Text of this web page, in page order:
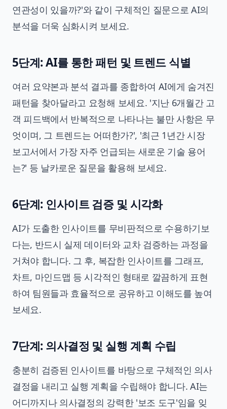
연관성이 있을까?'와 같이 구체적인 질문으로 AI의
분석을 더욱 심화시켜 보세요.
5단계: AI를 통한 패턴 및 트렌드 식별
여러 요약본과 분석 결과를 종합하여 AI에게 숨겨진
패턴을 찾아달라고 요청해 보세요. '지난 6개월간 고
객 피드백에서 반복적으로 나타나는 불만 사항은 무
엇이며, 그 트렌드는 어떠한가?', '최근 1년간 시장
보고서에서 가장 자주 언급되는 새로운 기술 용어
는?' 등 날카로운 질문을 활용해 보세요.
6단계: 인사이트 검증 및 시각화
AI가 도출한 인사이트를 무비판적으로 수용하기보
다는, 반드시 실제 데이터와 교차 검증하는 과정을
거쳐야 합니다. 그 후, 복잡한 인사이트를 그래프,
차트, 마인드맵 등 시각적인 형태로 깔끔하게 표현
하여 팀원들과 효율적으로 공유하고 이해도를 높여
보세요.
7단계: 의사결정 및 실행 계획 수립
충분히 검증된 인사이트를 바탕으로 구체적인 의사
결정을 내리고 실행 계획을 수립해야 합니다. AI는
어디까지나 의사결정의 강력한 '보조 도구'임을 잊